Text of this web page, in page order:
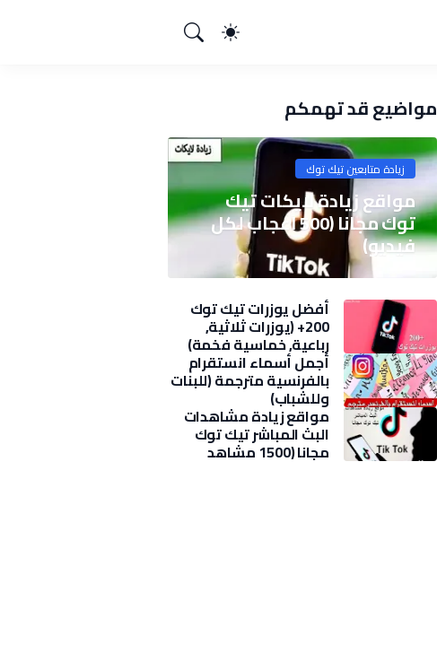
مواضيع قد تهمكم
زيادة متابعين تيك توك
مواقع زيادة لايكات تيك
توك مجانا (500 اعجاب لكل
فيديو)
أفضل يوزرات تيك توك
200+ (يوزرات ثلاثية,
رباعية, خماسية فخمة)
2025
أجمل أسماء انستقرام
بالفرنسية مترجمة (للبنات
وللشباب)
مواقع زيادة مشاهدات
البث المباشر تيك توك
مجانا (1500 مشاهد